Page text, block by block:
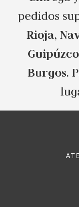
pedidos
Rioja,
Burgos.